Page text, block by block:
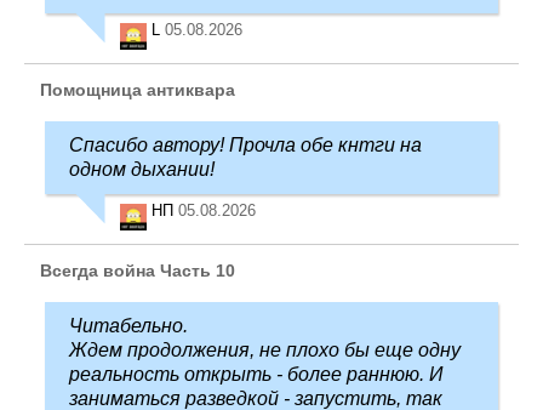
L 05.08.2026
Помощница антиквара
Спасибо автору! Прочла обе кнтги на
одном дыхании!
НП 05.08.2026
Всегда война Часть 10
Читабельно.
Ждем продолжения, не плохо бы еще одну
реальность открыть - более раннюю. И
заниматься разведкой - запустить, так